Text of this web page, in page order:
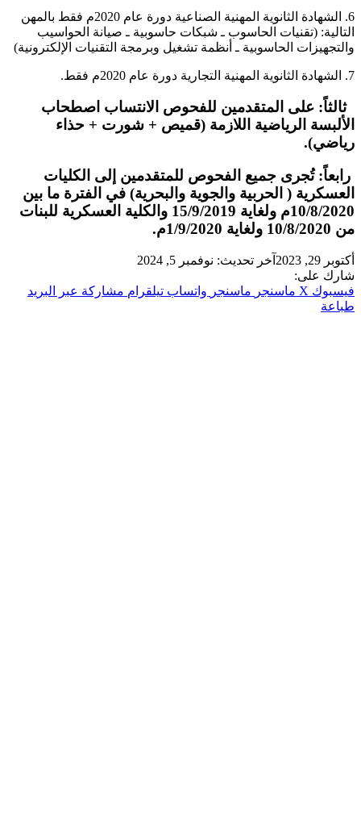
6. الشهادة الثانوية المهنية الصناعية دورة عام 2020م فقط بالمهن
التالية: (تقنيات الحاسوب ـ شبكات حاسوبية ـ صيانة الحواسيب
والتجهيزات الحاسوبية ـ أنظمة تشغيل وبرمجة التقنيات الإلكترونية)
7. الشهادة الثانوية المهنية التجارية دورة عام 2020م فقط.
ثالثاً: على المتقدمين للفحوص الانتساب اصطحاب
الألبسة الرياضية اللازمة (قميص + شورت + حذاء
رياضي).
رابعاً: تُجرى جميع الفحوص للمتقدمين إلى الكليات
العسكرية ( الحربية والجوية والبحرية) في الفترة ما بين
10/8/2020م ولغاية 15/9/2019 والكلية العسكرية للبنات
من 10/8/2020 ولغاية 1/9/2020م.
أكتوبر 29, 2023
آخر تحديث: نوفمبر 5, 2024
شارك على:
فيسبوك ‫X ماسنجر ماسنجر واتساب تيلقرام مشاركة عبر البريد
طباعة